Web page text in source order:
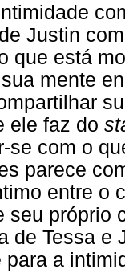
Justin
que está
mente
ele faz do
se com o
parece
entre o
seu próprio
de Tessa e
a